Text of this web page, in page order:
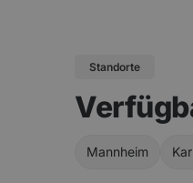
Standorte
Mannheim